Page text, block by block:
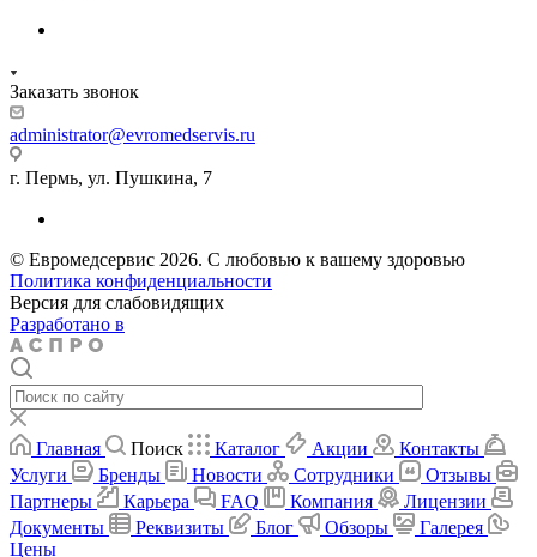
Заказать звонок
administrator@evromedservis.ru
г. Пермь, ул. Пушкина, 7
© Евромедсервис 2026. С любовью к вашему здоровью
Политика конфиденциальности
Версия для слабовидящих
Разработано в
Главная Поиск Каталог Акции
Контакты
Услуги
Бренды Новости Сотрудники
Отзывы
Партнеры
Карьера FAQ Компания
Лицензии
Документы
Реквизиты Блог Обзоры
Галерея
Цены